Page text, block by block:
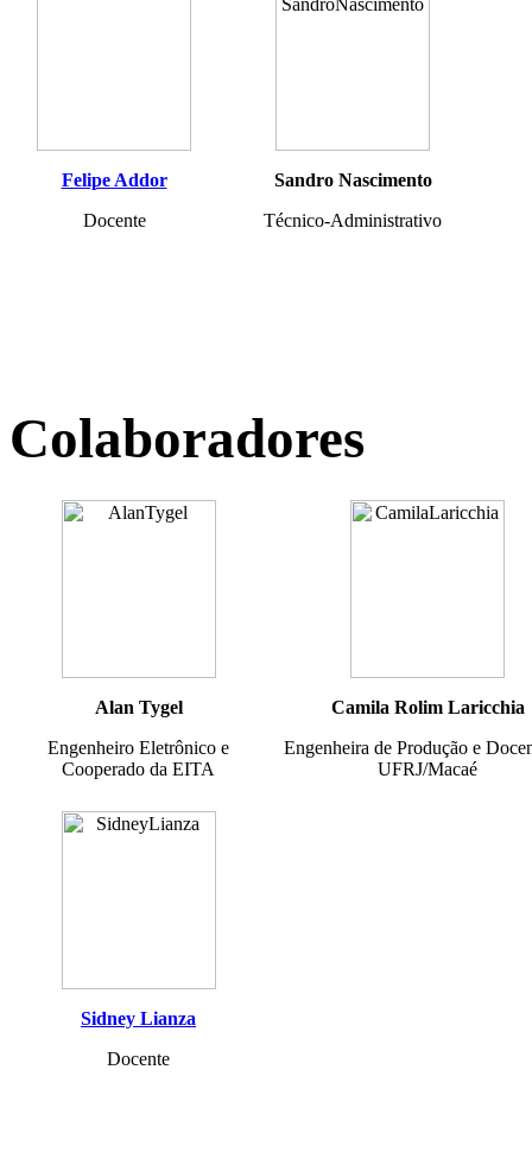
Felipe Addor
Docente
Sandro Nascimento
Técnico-Administrativo
Colaboradores
Alan Tygel
Engenheiro Eletrônico e
Cooperado da EITA
Camila Rolim Laricchia
Engenheira de Produção e
UFRJ/Macaé
Sidney Lianza
Docente